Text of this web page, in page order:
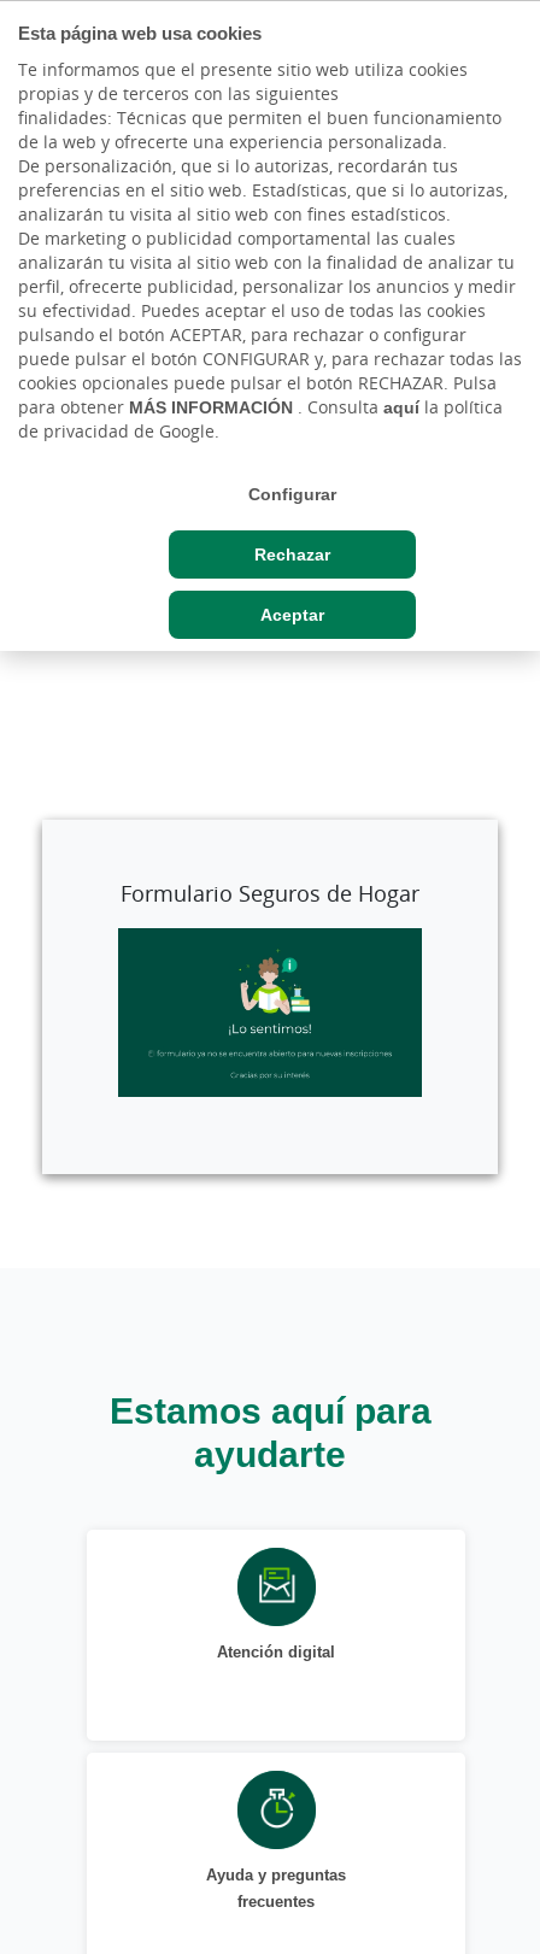
Esta página web usa cookies
Te informamos que el presente sitio web utiliza cookies
propias y de terceros con las siguientes
finalidades: Técnicas que permiten el buen funcionamiento
de la web y ofrecerte una experiencia personalizada.
De personalización, que si lo autorizas, recordarán tus
preferencias en el sitio web. Estadísticas, que si lo autorizas,
analizarán tu visita al sitio web con fines estadísticos.
De marketing o publicidad comportamental las cuales
analizarán tu visita al sitio web con la finalidad de analizar tu
perfil, ofrecerte publicidad, personalizar los anuncios y medir
su efectividad. Puedes aceptar el uso de todas las cookies
pulsando el botón ACEPTAR, para rechazar o configurar
puede pulsar el botón CONFIGURAR y, para rechazar todas las
cookies opcionales puede pulsar el botón RECHAZAR. Pulsa
para obtener MÁS INFORMACIÓN . Consulta aquíla política
de privacidad de Google.
Configurar
Rechazar
Aceptar
Cargando contenido, por favor espere...
TE AYUDAMOS
Contacta con nosotros
Formulario Seguros de Hogar
Estamos aquí para
ayudarte
Atención digital
Ayuda y preguntas
frecuentes